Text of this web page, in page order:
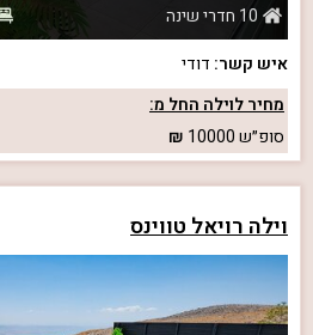
10 חדרי שינה
איש קשר: דודי
מחיר לוילה החל מ:
סופ״ש10000
וילה רויאל טווינס